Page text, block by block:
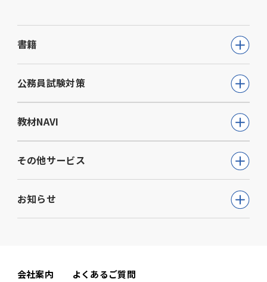
書籍
公務員試験
教員採用試験
就職・資格・検定
教育・学参
ビジネス
生活実用・教養
心理学
公務員試験対策
公務員試験について知る
通信講座
動画で学ぶ【公務員合格】シリーズ
書籍
模擬試験
教材NAVI
高等学校向け事業
大学・短期大学向け事業
専門学校向け事業
中学校向け事業
その他サービス
ウェルネス(心理検査他)
児童発達支援事業
お知らせ
書籍関連
会社案内 よくあるご質問